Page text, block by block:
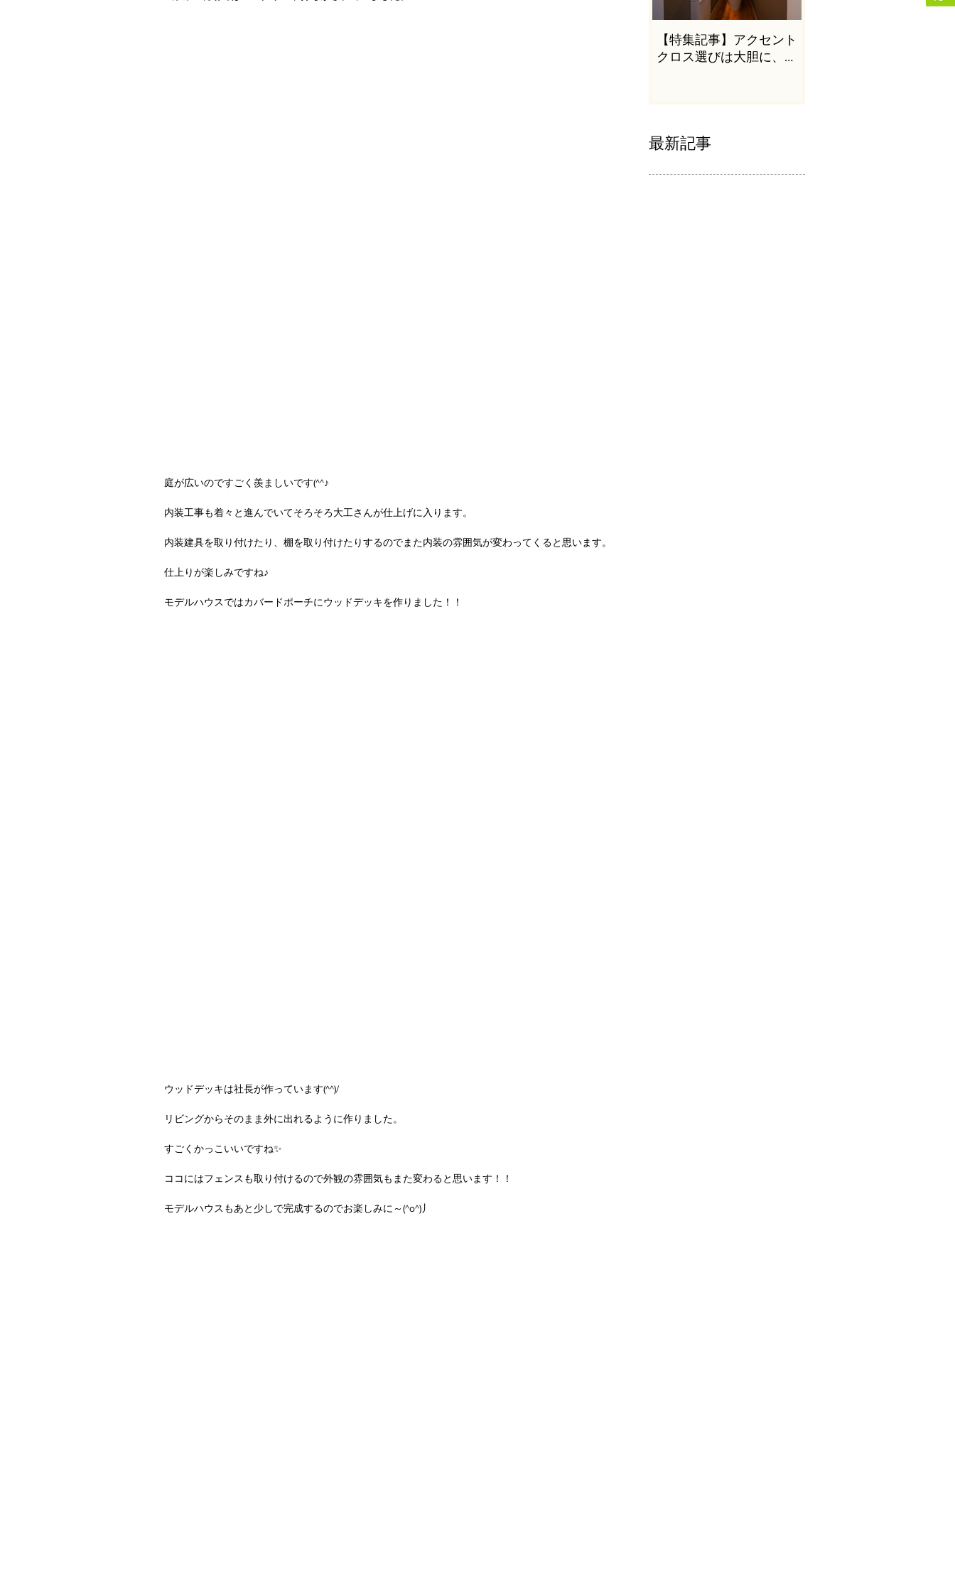
庭が広いのですごく羨ましいです(^^♪
内装工事も着々と進んでいてそろそろ大工さんが仕上げに入ります。
内装建具を取り付けたり、棚を取り付けたりするのでまた内装の雰囲気が変わってくると思います。
仕上りが楽しみですね♪
モデルハウスではカバードポーチにウッドデッキを作りました！！
ウッドデッキは社長が作っています(^^)/
リビングからそのまま外に出れるように作りました。
すごくかっこいいですね✨
ココにはフェンスも取り付けるので外観の雰囲気もまた変わると思います！！
モデルハウスもあと少しで完成するのでお楽しみに～(^o^)丿
【特集記事】アクセント
クロス選びは大胆に、か
最新記事